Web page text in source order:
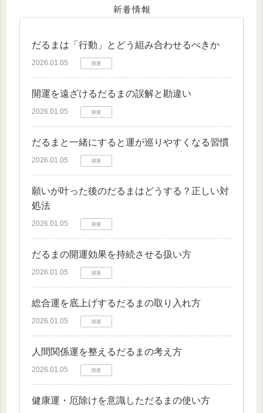
新着情報
だるまは「行動」とどう組み合わせるべきか
2026.01.05 開運
開運を遠ざけるだるまの誤解と勘違い
2026.01.05 開運
だるまと一緒にすると運が巡りやすくなる習慣
2026.01.05 開運
願いが叶った後のだるまはどうする？正しい対
処法
2026.01.05 開運
だるまの開運効果を持続させる扱い方
2026.01.05 開運
総合運を底上げするだるまの取り入れ方
2026.01.05 開運
人間関係運を整えるだるまの考え方
2026.01.05 開運
健康運・厄除けを意識しただるまの使い方